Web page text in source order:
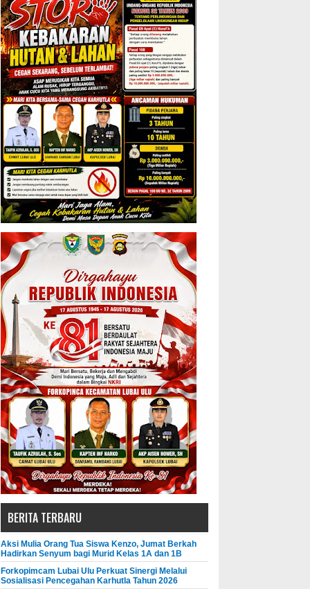
BERITA TERBARU
Aksi Mulia Orang Tua Siswa Kenzo, Jumat Berkah
Hadirkan Senyum bagi Murid Kelas 1A dan 1B
Forkopimcam Lubai Ulu Perkuat Sinergi Melalui
Sosialisasi Pencegahan Karhutla Tahun 2026